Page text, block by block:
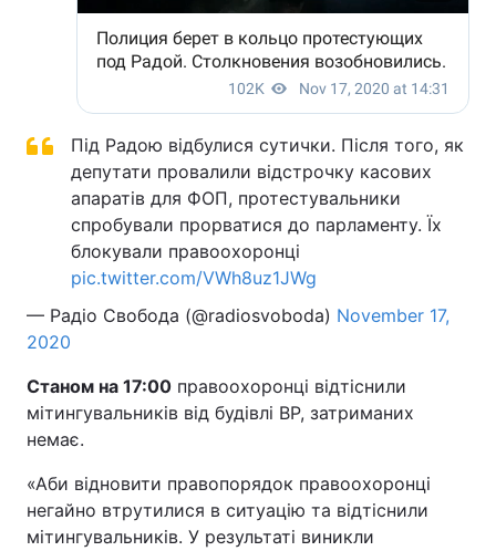
Під Радою відбулися сутички. Після того, як
депутати провалили відстрочку касових
апаратів для ФОП, протестувальники
спробували прорватися до парламенту. Їх
блокували правоохоронці
pic.twitter.com/VWh8uz1JWg
— Радіо Свобода (@radiosvoboda) November 17,
2020
Станом на 17:00 правоохоронці відтіснили
мітингувальників від будівлі ВР, затриманих
немає.
«Аби відновити правопорядок правоохоронці
негайно втрутилися в ситуацію та відтіснили
мітингувальників. У результаті виникли